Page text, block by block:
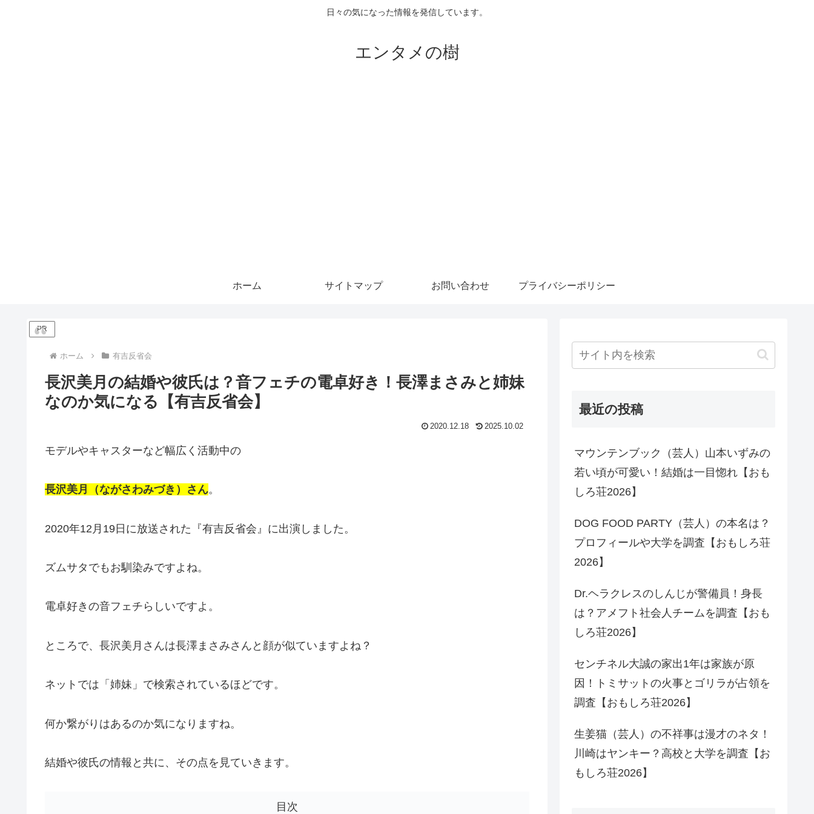
日々の気になった情報を発信しています。
エンタメの樹
ホーム サイトマップ お問い合わせ プライバシーポリシー
PR
ホーム 有吉反省会
長沢美月の結婚や彼氏は？音フェチの電卓好き！長澤まさみと姉妹
なのか気になる【有吉反省会】
2020.12.18 2025.10.02
モデルやキャスターなど幅広く活動中の
長沢美月（ながさわみづき）さん。
2020年12月19日に放送された『有吉反省会』に出演しました。
ズムサタでもお馴染みですよね。
電卓好きの音フェチらしいですよ。
ところで、長沢美月さんは長澤まさみさんと顔が似ていますよね？
ネットでは「姉妹」で検索されているほどです。
何か繋がりはあるのか気になりますね。
結婚や彼氏の情報と共に、その点を見ていきます。
目次
最近の投稿
マウンテンブック（芸人）山本いずみの
若い頃が可愛い！結婚は一目惚れ【おも
しろ荘2026】
DOG FOOD PARTY（芸人）の本名は？
プロフィールや大学を調査【おもしろ荘
2026】
Dr.ヘラクレスのしんじが警備員！身長
は？アメフト社会人チームを調査【おも
しろ荘2026】
センチネル大誠の家出1年は家族が原
因！トミサットの火事とゴリラが占領を
調査【おもしろ荘2026】
生姜猫（芸人）の不祥事は漫才のネタ！
川崎はヤンキー？高校と大学を調査【お
もしろ荘2026】